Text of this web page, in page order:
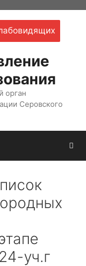
орган
Серовского
уч.г